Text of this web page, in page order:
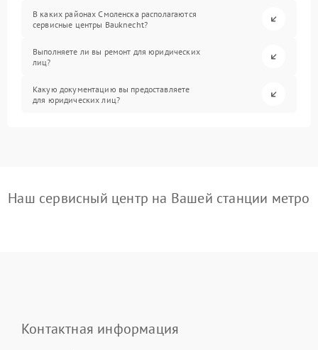
В каких районах Смоленска располагаются
сервисные центры Bauknecht?
Выполняете ли вы ремонт для юридических
лиц?
Какую документацию вы предоставляете
для юридических лиц?
Наш сервисный центр на Вашей станции метро
Контактная информация